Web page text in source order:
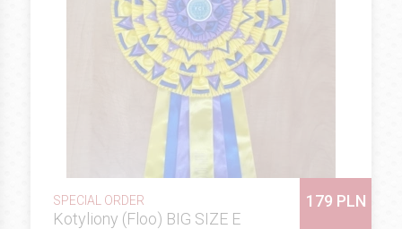
SPECIAL ORDER
Kotyliony (Floo) BIG SIZE E
179 PLN